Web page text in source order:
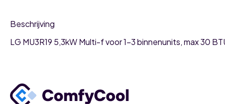
Beschrijving
LG MU3R19 5,3kW Multi-f voor 1-3 binnenunits, max 30